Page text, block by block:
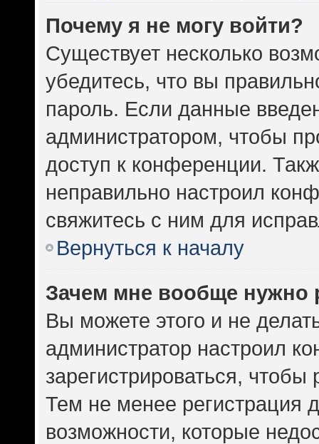
Почему я не могу войти?
Существует несколько
убедитесь, что вы
пароль. Если данные
администратором, чтобы
доступ к конференции.
неправильно настроил
свяжитесь с ним для
Вернуться к началу
Зачем мне вообще нужно
Вы можете этого и не
администратор настроил
зарегистрироваться,
Тем не менее регистрация
возможности, которые